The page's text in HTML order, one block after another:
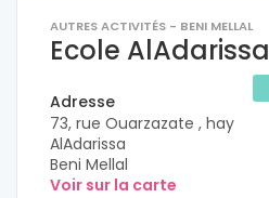
AUTRES ACTIVITÉS - BENI MELLAL
Ecole AlAdarissa
Adresse
73, rue Ouarzazate , hay
AlAdarissa
Beni Mellal
Voir sur la carte